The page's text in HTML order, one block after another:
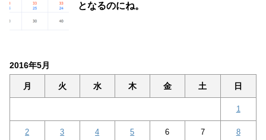
となるのにね。
2016年5月
月 火 水 木 金 土 日
1
2 3 4 5 6 7 8